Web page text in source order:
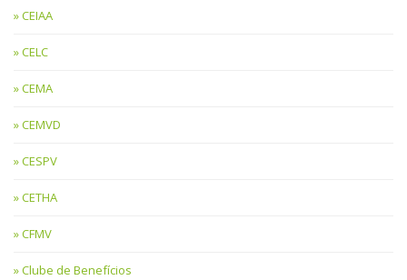
CEIAA
CELC
CEMA
CEMVD
CESPV
CETHA
CFMV
Clube de Benefícios